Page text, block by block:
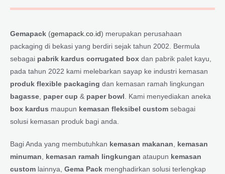
Gemapack (gemapack.co.id) merupakan perusahaan
packaging di bekasi yang berdiri sejak tahun 2002. Bermula
sebagai pabrik kardus corrugated box dan pabrik palet kayu,
pada tahun 2022 kami melebarkan sayap ke industri kemasan
produk flexible packaging dan kemasan ramah lingkungan
bagasse paper cup & paper bowl . Kami menyediakan aneka
box kardus maupun kemasan fleksibel custom sebagai
solusi kemasan produk bagi anda.
Bagi Anda yang membutuhkan kemasan makanan
kemasan
minuman
kemasan ramah lingkungan ataupun kemasan
custom lainnya, Gema Pack menghadirkan solusi terlengkap